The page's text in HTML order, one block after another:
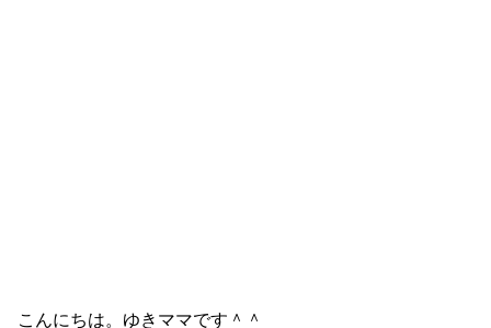
こんにちは。ゆきママです＾＾